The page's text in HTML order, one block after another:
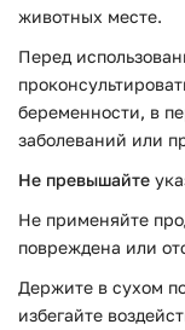
животных месте.
Перед
беременности, в
заболеваний или
Не превышайте
Не применяйте
повреждена или
Держите в сухом
избегайте